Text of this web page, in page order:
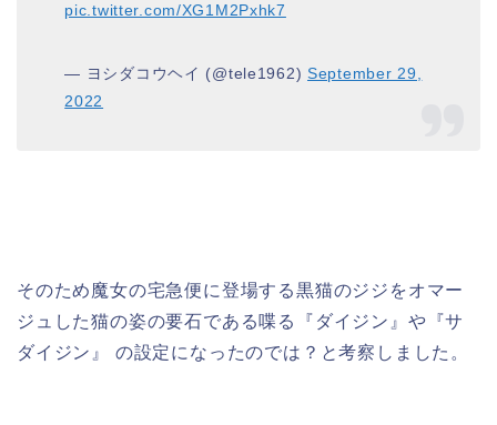
pic.twitter.com/XG1M2Pxhk7
— ヨシダコウヘイ (@tele1962)September 29,
2022
そのため魔女の宅急便に登場する黒猫のジジをオマー
ジュした猫の姿の要石である喋る『ダイジン』や『サ
ダイジン』 の設定になったのでは？と考察しました。